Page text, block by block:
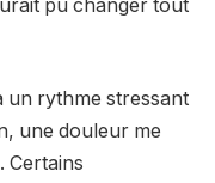
pu changer tout
un rythme stressant
une douleur me
Certains